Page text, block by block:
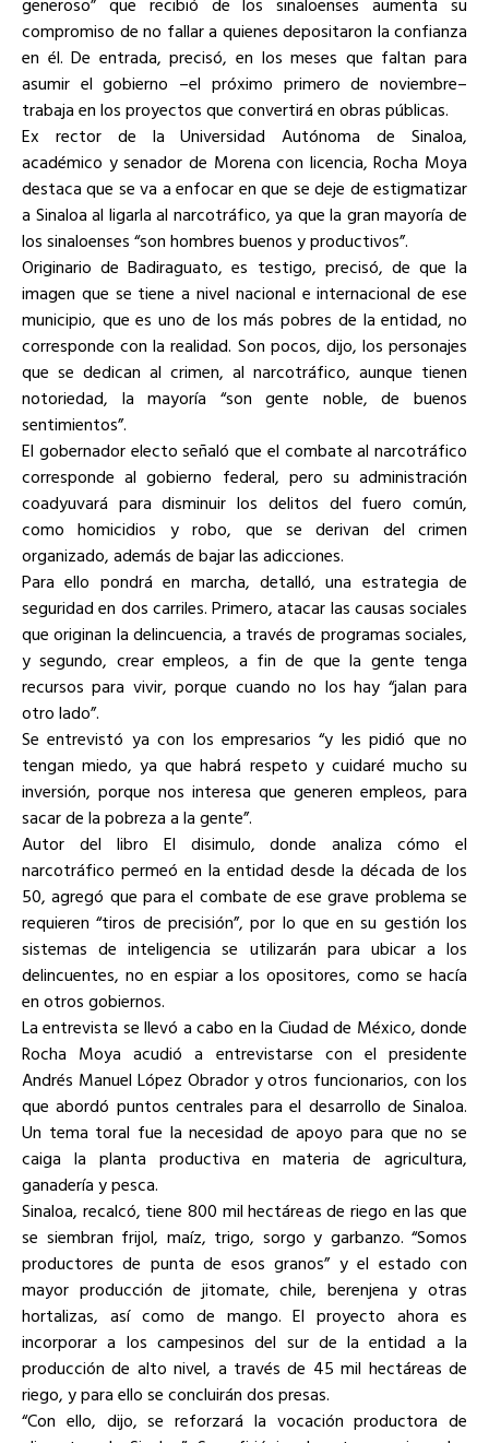
compromiso de no fallar a quienes depositaron la confianza
en él. De entrada, precisó, en los meses que faltan para
asumir el gobierno –el próximo primero de noviembre–
trabaja en los proyectos que convertirá en obras públicas.
Ex rector de la Universidad Autónoma de Sinaloa,
académico y senador de Morena con licencia, Rocha Moya
destaca que se va a enfocar en que se deje de estigmatizar
a Sinaloa al ligarla al narcotráfico, ya que la gran mayoría de
los sinaloenses “son hombres buenos y productivos”.
Originario de Badiraguato, es testigo, precisó, de que la
imagen que se tiene a nivel nacional e internacional de ese
municipio, que es uno de los más pobres de la entidad, no
corresponde con la realidad. Son pocos, dijo, los personajes
que se dedican al crimen, al narcotráfico, aunque tienen
notoriedad, la mayoría “son gente noble, de buenos
sentimientos”.
El gobernador electo señaló que el combate al narcotráfico
corresponde al gobierno federal, pero su administración
coadyuvará para disminuir los delitos del fuero común,
como homicidios y robo, que se derivan del crimen
organizado, además de bajar las adicciones.
Para ello pondrá en marcha, detalló, una estrategia de
seguridad en dos carriles. Primero, atacar las causas sociales
que originan la delincuencia, a través de programas sociales,
y segundo, crear empleos, a fin de que la gente tenga
recursos para vivir, porque cuando no los hay “jalan para
otro lado”.
Se entrevistó ya con los empresarios “y les pidió que no
tengan miedo, ya que habrá respeto y cuidaré mucho su
inversión, porque nos interesa que generen empleos, para
sacar de la pobreza a la gente”.
Autor del libro El disimulo, donde analiza cómo el
narcotráfico permeó en la entidad desde la década de los
50, agregó que para el combate de ese grave problema se
requieren “tiros de precisión”, por lo que en su gestión los
sistemas de inteligencia se utilizarán para ubicar a los
delincuentes, no en espiar a los opositores, como se hacía
en otros gobiernos.
La entrevista se llevó a cabo en la Ciudad de México, donde
Rocha Moya acudió a entrevistarse con el presidente
Andrés Manuel López Obrador y otros funcionarios, con los
que abordó puntos centrales para el desarrollo de Sinaloa.
Un tema toral fue la necesidad de apoyo para que no se
caiga la planta productiva en materia de agricultura,
ganadería y pesca.
Sinaloa, recalcó, tiene 800 mil hectáreas de riego en las que
se siembran frijol, maíz, trigo, sorgo y garbanzo. “Somos
productores de punta de esos granos” y el estado con
mayor producción de jitomate, chile, berenjena y otras
hortalizas, así como de mango. El proyecto ahora es
incorporar a los campesinos del sur de la entidad a la
producción de alto nivel, a través de 45 mil hectáreas de
riego, y para ello se concluirán dos presas.
“Con ello, dijo, se reforzará la vocación productora de